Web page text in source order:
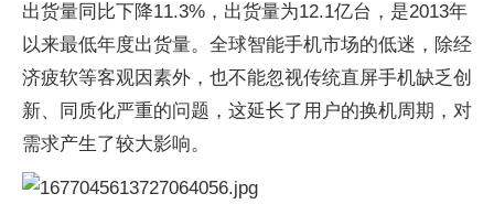
出货量同比下降11.3%，出货量为12.1亿台，是2013年
以来最低年度出货量。全球智能手机市场的低迷，除经
济疲软等客观因素外，也不能忽视传统直屏手机缺乏创
新、同质化严重的问题，这延长了用户的换机周期，对
需求产生了较大影响。